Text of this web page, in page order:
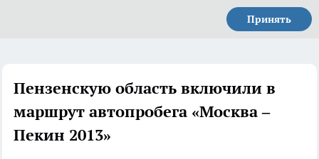
Принять
Пензенскую область включили в
маршрут автопробега «Москва –
Пекин 2013»